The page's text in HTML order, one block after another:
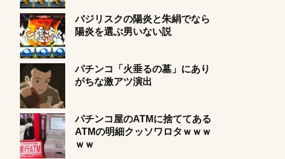
バジリスクの陽炎と朱絹でなら
陽炎を選ぶ男いない説
パチンコ「火垂るの墓」にあり
がちな激アツ演出
パチンコ屋のATMに捨ててある
ATMの明細クッソワロタｗｗｗ
ｗｗ